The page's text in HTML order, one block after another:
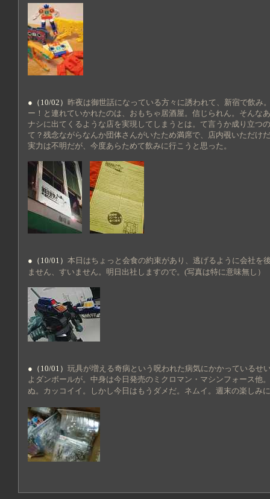
●（10/02） 昨夜は御世話になっている方々に誘われて、新宿で飲み
ー！と連れていかれたのは、おもちゃ居酒屋。信じられん。そんな
ナシに出てくるような店を実現してしまうとは。て言うか成り立つ
て？残念ながらなんか団体さんがいたため満席で、店内覗いただけ
実力は不明だが、今度あらためて飲みに行こうと思った。
●（10/01） 本日はちょっと会食の約束があり、逃げるように会社を
ません、すいません。明日出社しますので。(写真は特に意味無し）
●（10/01） 玩具が増える奇病という呪われた病気にかかっているせ
よダンボールが。中身は今日発売のミクロマン・マシンフォース他
ぬ。カッコイイ。しかし今日はもうダメだ。ネムイ。週末の楽しみ